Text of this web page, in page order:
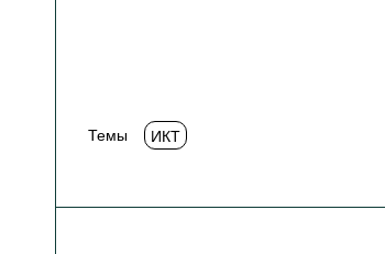
Темы ИКТ